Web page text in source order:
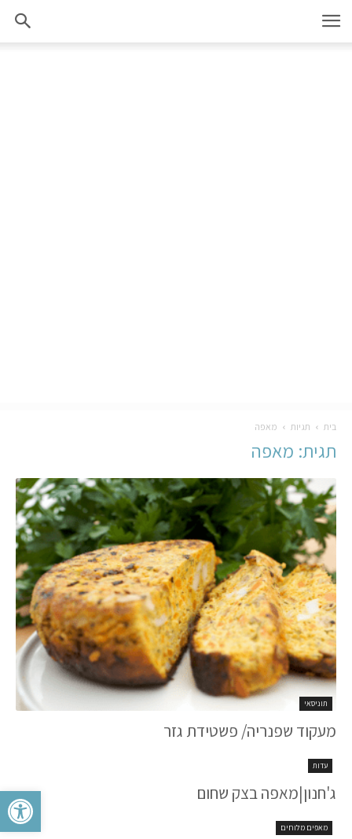
פתח
בית תגיות מאפה
תגית: מאפה
תוניסאי
מעקוד שפנריה/ פשטידת גזר
עדות
ג'חנון|מאפה בצק שחום
מאפים מלוחים